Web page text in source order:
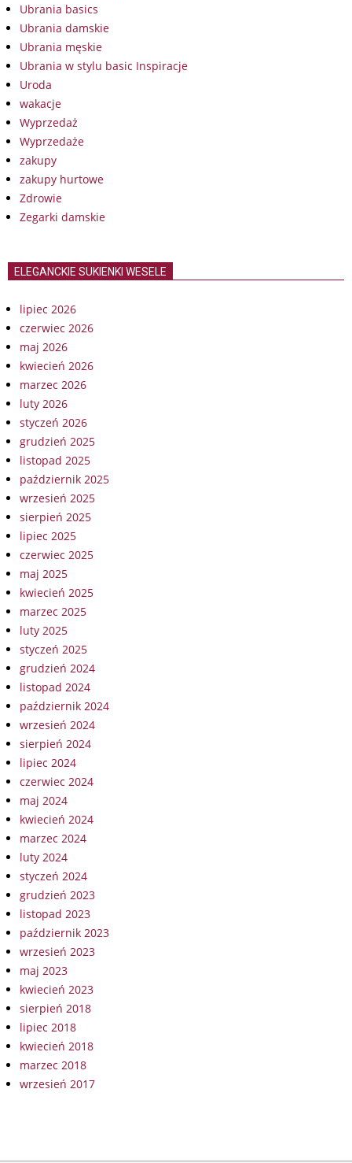
Ubrania basics
Ubrania damskie
Ubrania męskie
Ubrania w stylu basic Inspiracje
Uroda
wakacje
Wyprzedaż
Wyprzedaże
zakupy
zakupy hurtowe
Zdrowie
Zegarki damskie
ELEGANCKIE SUKIENKI WESELE
lipiec 2026
czerwiec 2026
maj 2026
kwiecień 2026
marzec 2026
luty 2026
styczeń 2026
grudzień 2025
listopad 2025
październik 2025
wrzesień 2025
sierpień 2025
lipiec 2025
czerwiec 2025
maj 2025
kwiecień 2025
marzec 2025
luty 2025
styczeń 2025
grudzień 2024
listopad 2024
październik 2024
wrzesień 2024
sierpień 2024
lipiec 2024
czerwiec 2024
maj 2024
kwiecień 2024
marzec 2024
luty 2024
styczeń 2024
grudzień 2023
listopad 2023
październik 2023
wrzesień 2023
maj 2023
kwiecień 2023
sierpień 2018
lipiec 2018
kwiecień 2018
marzec 2018
wrzesień 2017